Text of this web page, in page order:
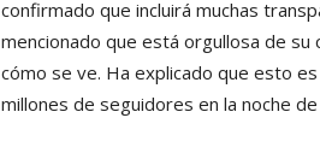
confirmado que incluirá muchas
mencionado que está orgullosa de
cómo se ve. Ha explicado que esto
millones de seguidores en la noche